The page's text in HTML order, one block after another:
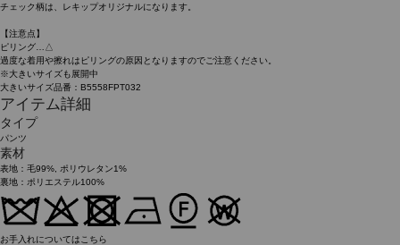
チェック柄は、レキップオリジナルになります。
【注意点】
ピリング…△
過度な着用や擦れはピリングの原因となりますのでご注意ください。
※大きいサイズも展開中
大きいサイズ品番：B5558FPT032
アイテム詳細
タイプ
パンツ
素材
表地：毛99%, ポリウレタン1%
裏地：ポリエステル100%
お手入れについてはこちら